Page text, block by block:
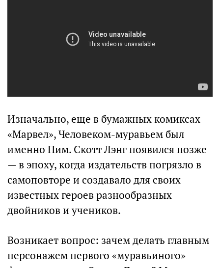
Изначально, еще в бумажных комиксах
«Марвел», Человеком-муравьем был
именно Пим. Скотт Лэнг появился позже
— в эпоху, когда издательств погрязло в
самоповторе и создавало для своих
известных героев разнообразных
двойников и учеников.
Возникает вопрос: зачем делать главным
персонажем первого «муравьиного»